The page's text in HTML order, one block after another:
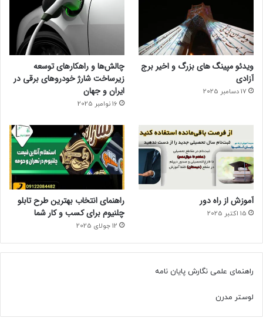
ویدئو مپینگ های بزرگ و اخیر برج
آزادی
17 دسامبر 2025
چالش‌ها و راهکارهای توسعه
زیرساخت شارژ خودروهای برقی در
ایران و جهان
16 نوامبر 2025
آموزش از راه دور
15 اکتبر 2025
راهنمای انتخاب بهترین طرح تابلو
چلنیوم برای کسب و کار شما
12 جولای 2025
راهنمای علمی نگارش پایان نامه
لوستر مدرن